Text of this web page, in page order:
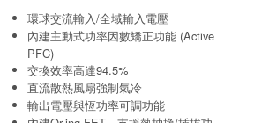
環球交流輸入/全域輸入電壓
內建主動式功率因數矯正功能 (Active
PFC)
交換效率高達94.5%
直流散熱風扇強制氣冷
輸出電壓與恆功率可調功能